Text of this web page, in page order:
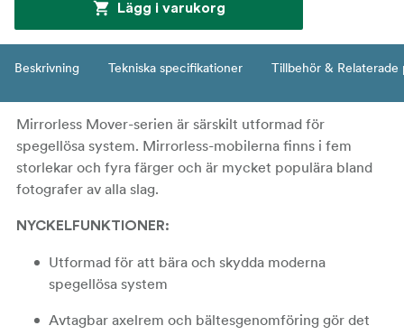
Lägg i varukorg
Beskrivning Tekniska specifikationer Tillbehör & Relaterade
Mirrorless Mover-serien är särskilt utformad för
spegellösa system. Mirrorless-mobilerna finns i fem
storlekar och fyra färger och är mycket populära bland
fotografer av alla slag.
NYCKELFUNKTIONER:
Utformad för att bära och skydda moderna
spegellösa system
Avtagbar axelrem och bältesgenomföring gör det